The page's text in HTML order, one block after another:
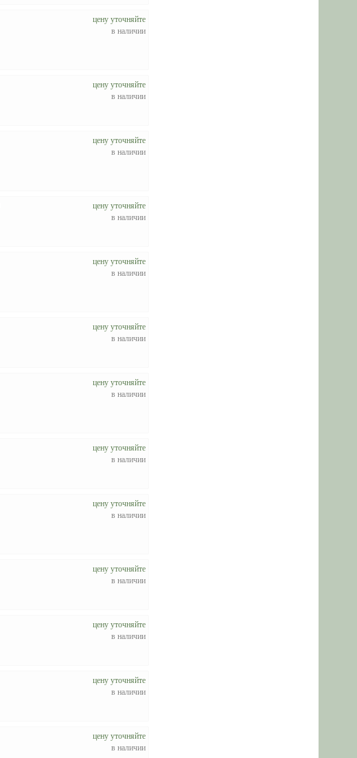
цену уточняйте
в наличии
цену уточняйте
в наличии
цену уточняйте
в наличии
цену уточняйте
в наличии
цену уточняйте
в наличии
цену уточняйте
в наличии
цену уточняйте
в наличии
цену уточняйте
в наличии
цену уточняйте
в наличии
цену уточняйте
в наличии
цену уточняйте
в наличии
цену уточняйте
в наличии
цену уточняйте
в наличии